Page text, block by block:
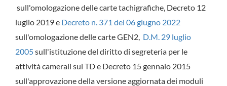
sull'omologazione delle carte tachigrafiche, Decreto 12
luglio 2019 e Decreto n. 371 del 06 giugno 2022
sull'omologazione delle carte GEN2, D.M. 29 luglio
2005sull'istituzione del diritto di segreteria per le
attività camerali sul TD e Decreto 15 gennaio 2015
sull'approvazione della versione aggiornata dei moduli